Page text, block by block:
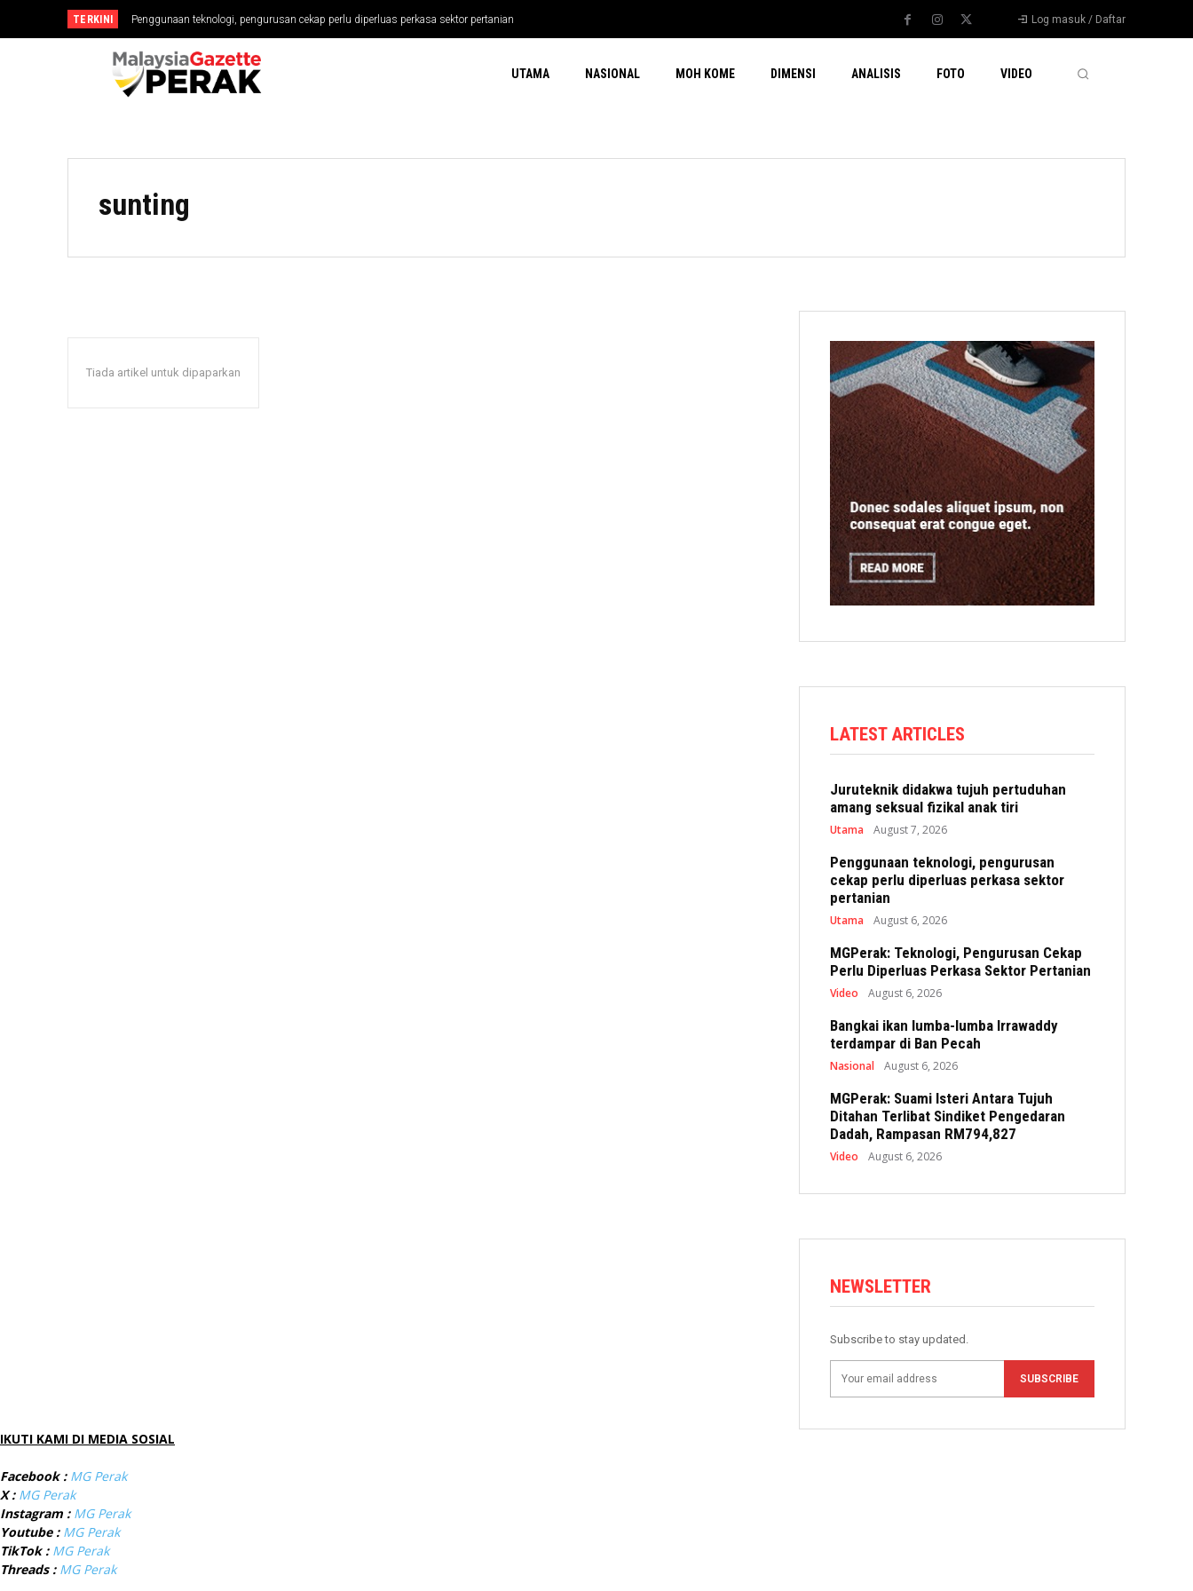
TERKINI Penggunaan teknologi, pengurusan cekap perlu diperluas perkasa sektor pertanian
MGPerak: Teknologi, Pengurusan Cekap Perlu Diperluas Perkasa Sektor Pertanian Log masuk / Daftar
UTAMA NASIONAL MOH KOME DIMENSI ANALISIS FOTO VIDEO
sunting
Tiada artikel untuk dipaparkan
LATEST ARTICLES
Juruteknik didakwa tujuh pertuduhan
amang seksual fizikal anak tiri
Utama August 7, 2026
Penggunaan teknologi, pengurusan
cekap perlu diperluas perkasa sektor
pertanian
Utama August 6, 2026
MGPerak: Teknologi, Pengurusan Cekap
Perlu Diperluas Perkasa Sektor Pertanian
Video August 6, 2026
Bangkai ikan lumba-lumba Irrawaddy
terdampar di Ban Pecah
Nasional August 6, 2026
MGPerak: Suami Isteri Antara Tujuh
Ditahan Terlibat Sindiket Pengedaran
Dadah, Rampasan RM794,827
Video August 6, 2026
NEWSLETTER
Subscribe to stay updated.
SUBSCRIBE
IKUTI KAMI DI MEDIA SOSIAL
Facebook : MG Perak
X : MG Perak
Instagram : MG Perak
Youtube : MG Perak
TikTok : MG Perak
Threads : MG Perak